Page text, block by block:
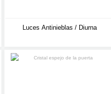
Luces Antinieblas / Diurna